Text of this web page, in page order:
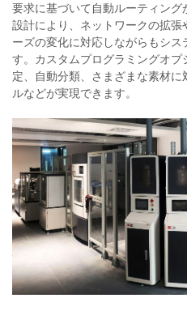
要求に基づいて自動ルーティン
設計により、ネットワークの拡
ーズの変化に対応しながらもシ
す。カスタムプログラミングオ
定、自動分類、さまざまな素材
ルなどが実現できます。